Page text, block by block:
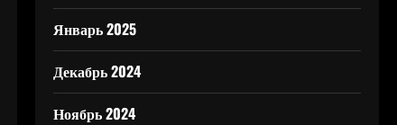
Январь 2025
Декабрь 2024
Ноябрь 2024